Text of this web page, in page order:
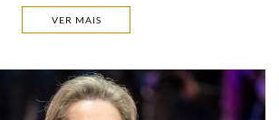
VER MAIS